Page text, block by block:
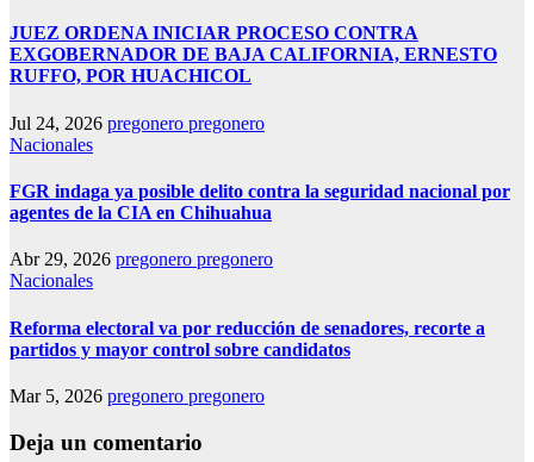
JUEZ ORDENA INICIAR PROCESO CONTRA
EXGOBERNADOR DE BAJA CALIFORNIA, ERNESTO
RUFFO, POR HUACHICOL
Jul 24, 2026 pregonero pregonero
Nacionales
FGR indaga ya posible delito contra la seguridad nacional por
agentes de la CIA en Chihuahua
Abr 29, 2026 pregonero pregonero
Nacionales
Reforma electoral va por reducción de senadores, recorte a
partidos y mayor control sobre candidatos
Mar 5, 2026 pregonero pregonero
Deja un comentario